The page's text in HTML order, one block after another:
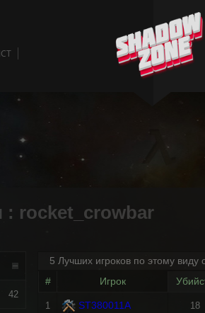
: rocket_crowbar
42
5 Лучших игроков по этому виду
#
Игрок
1 ST380011A 18